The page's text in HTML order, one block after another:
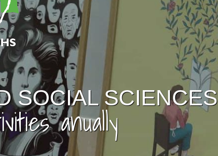
cchs
conocimiento
abierto
SOCIAL SCIENCES
anually